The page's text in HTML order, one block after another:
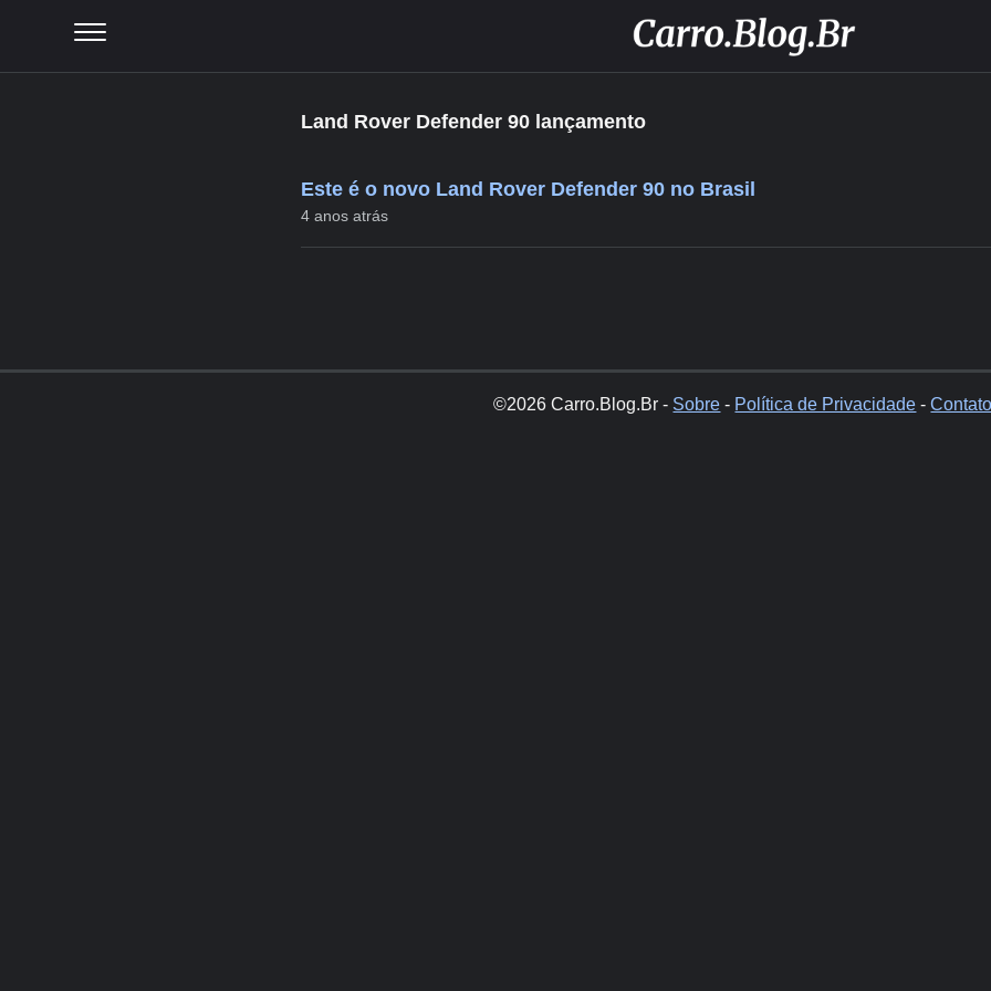
Land Rover Defender 90 lançamento
Este é o novo Land Rover Defender 90 no Brasil
4 anos atrás
©2026 Carro.Blog.Br - Sobre - Política de Privacidade -Contato